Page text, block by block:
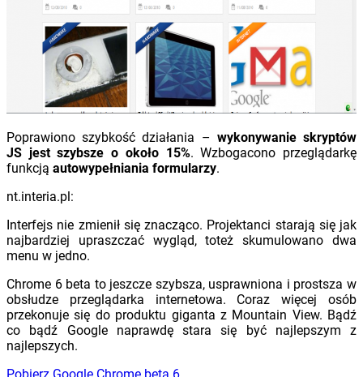
Poprawiono szybkość działania – wykonywanie skryptów
JS jest szybsze o około 15%. Wzbogacono przeglądarkę
funkcją autowypełniania formularzy.
nt.interia.pl:
Interfejs nie zmienił się znacząco. Projektanci starają się jak
najbardziej upraszczać wygląd, toteż skumulowano dwa
menu w jedno.
Chrome 6 beta to jeszcze szybsza, usprawniona i prostsza w
obsłudze przeglądarka internetowa. Coraz więcej osób
przekonuje się do produktu giganta z Mountain View. Bądź
co bądź Google naprawdę stara się być najlepszym z
najlepszych.